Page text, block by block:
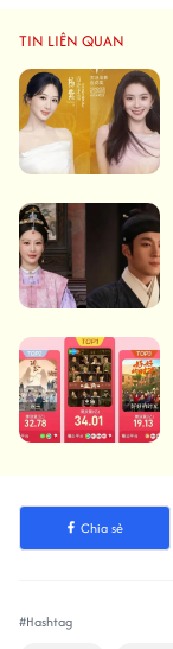
TIN LIÊN QUAN
Chia sẻ
#Hashtag